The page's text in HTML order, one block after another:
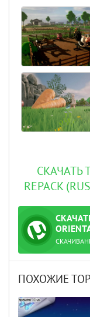
СКАЧАТЬ
REPACK
ТОРРЕНТ
ПОХОЖИЕ